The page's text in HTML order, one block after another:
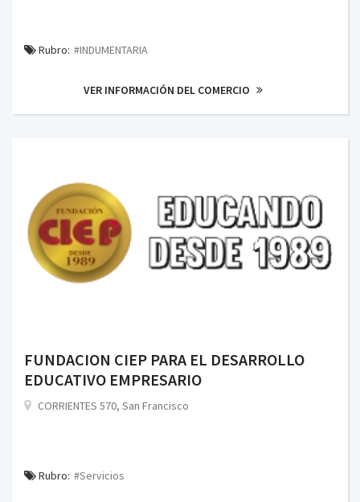
Rubro: #INDUMENTARIA
VER INFORMACIÓN DEL COMERCIO
FUNDACION CIEP PARA EL DESARROLLO
EDUCATIVO EMPRESARIO
CORRIENTES 570, San Francisco
Rubro: #Servicios